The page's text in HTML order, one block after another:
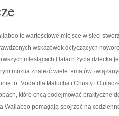
to wartościowe miejsce w sieci
wskazówek dotyczących
miesiącach i latach życia dziecka
można znaleźć wiele tematów
to: Moda dla Malucha i Chusty i
które chcą podejmować praktyczne
Wallaboo pomagają spojrzeć na